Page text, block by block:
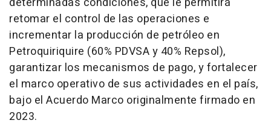
retomar el control de las operaciones e
incrementar la producción de petróleo en
Petroquiriquire (60% PDVSA y 40% Repsol),
garantizar los mecanismos de pago, y fortalecer
el marco operativo de sus actividades en el país,
bajo el Acuerdo Marco originalmente firmado en
2023.